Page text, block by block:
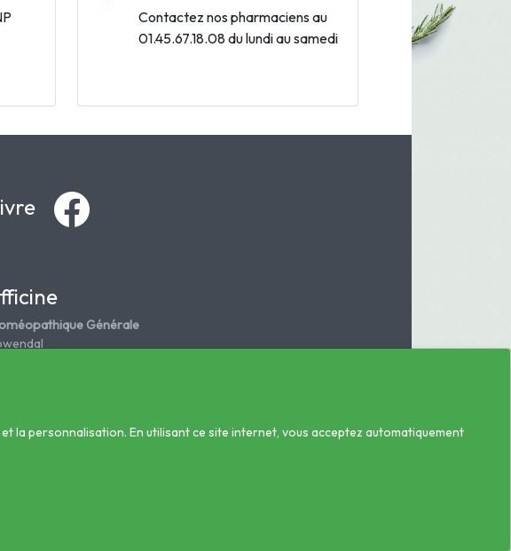
Contactez nos pharmaciens au
01.45.67.18.08 du lundi au samedi
Générale
la personnalisation. En utilisant ce site internet, vous acceptez automatiquement